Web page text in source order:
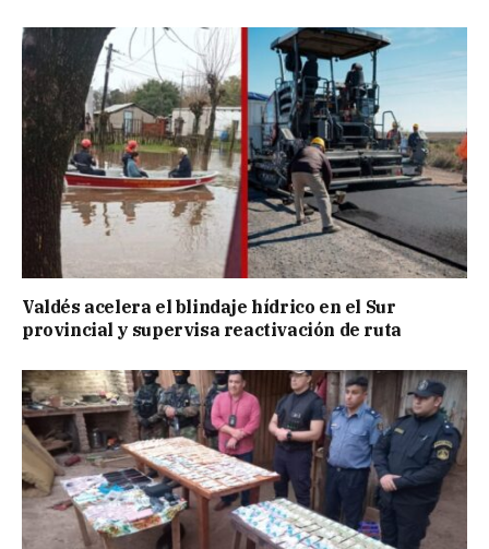
Valdés acelera el blindaje hídrico en el Sur
provincial y supervisa reactivación de ruta